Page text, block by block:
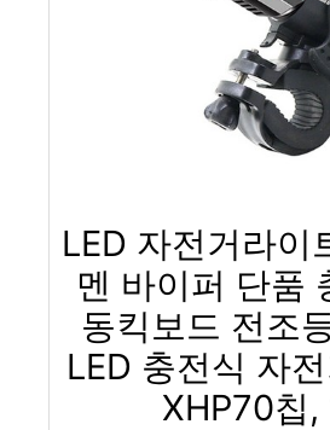
LED 자전거라이
멘 바이퍼 단품
동킥보드 전조
LED 충전식 자
XHP70칩,